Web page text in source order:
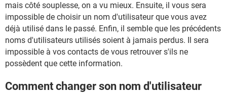
mais côté souplesse, on a vu mieux. Ensuite, il vous sera
impossible de choisir un nom d'utilisateur que vous avez
déjà utilisé dans le passé. Enfin, il semble que les précédents
noms d'utilisateurs utilisés soient à jamais perdus. Il sera
impossible à vos contacts de vous retrouver s'ils ne
possèdent que cette information.
Comment changer son nom d'utilisateur